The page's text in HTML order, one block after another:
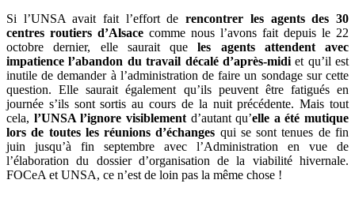
Si l’UNSA avait fait l’effort derencontrer les agents des 30
centres routiers d’Alsace comme nous l’avons fait depuis le 22
octobre dernier, elle saurait queles agents attendent avec
impatience l’abandon du travail décalé d’après-midiet qu’il est
inutile de demander à l’administration de faire un sondage sur cette
question. Elle saurait également qu’ils peuvent être fatigués en
journée s’ils sont sortis au cours de la nuit précédente. Mais tout
cela, l’UNSA l’ignore visiblementd’autant qu’elle a été mutique
lors de toutes les réunions d’échanges qui se sont tenues de fin
juin jusqu’à fin septembre avec l’Administration en vue de
l’élaboration du dossier d’organisation de la viabilité hivernale.
FOCeA et UNSA, ce n’est de loin pas la même chose !